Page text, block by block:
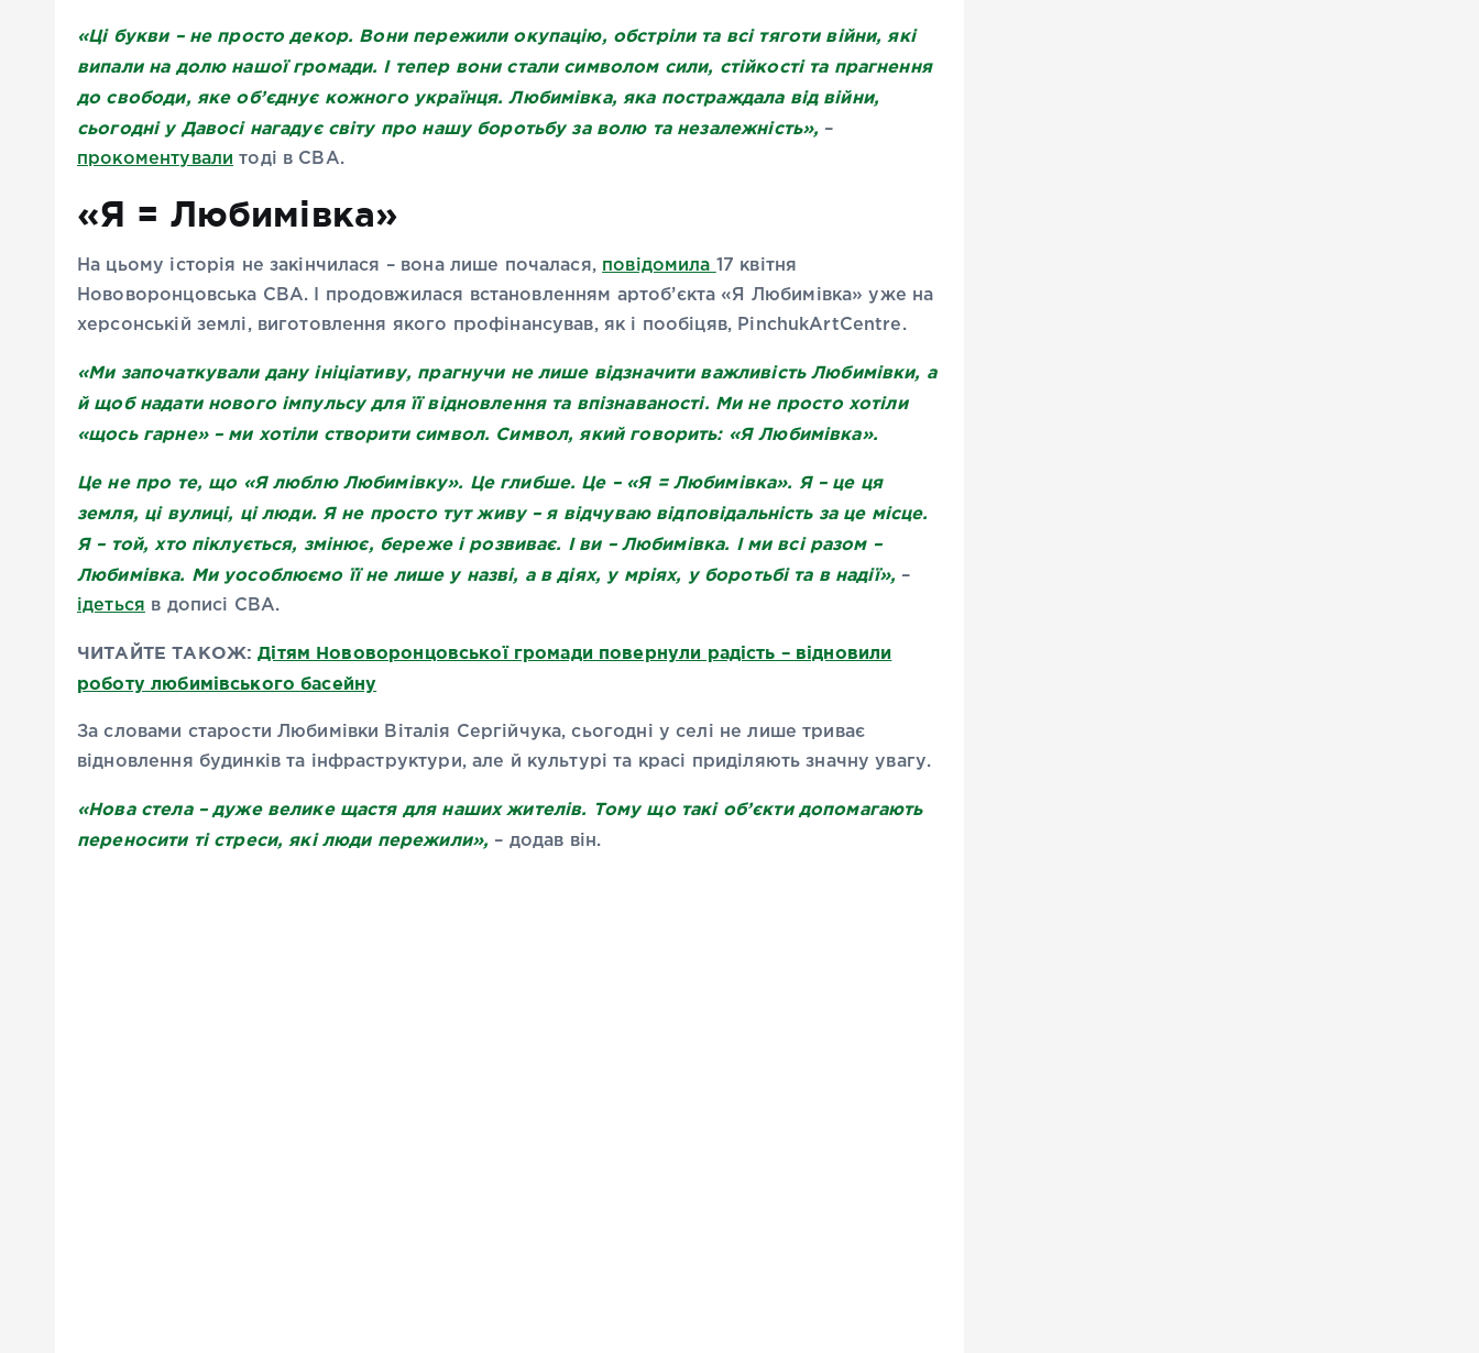
«Ці букви – не просто декор. Вони пережили окупацію, обстріли та всі тяготи війни, які
випали на долю нашої громади. І тепер вони стали символом сили, стійкості та прагнення
до свободи, яке об’єднує кожного українця. Любимівка, яка постраждала від війни,
сьогодні у Давосі нагадує світу про нашу боротьбу за волю та незалежність», –
прокоментували тоді в СВА.
«Я = Любимівка»
На цьому історія не закінчилася – вона лише почалася, повідомила 17 квітня
Нововоронцовська СВА. І продовжилася встановленням артоб’єкта «Я Любимівка» уже на
херсонській землі, виготовлення якого профінансував, як і пообіцяв, PinchukArtCentre.
«Ми започаткували дану ініціативу, прагнучи не лише відзначити важливість Любимівки, а
й щоб надати нового імпульсу для її відновлення та впізнаваності. Ми не просто хотіли
«щось гарне» – ми хотіли створити символ. Символ, який говорить: «Я Любимівка».
Це не про те, що «Я люблю Любимівку». Це глибше. Це – «Я = Любимівка». Я – це ця
земля, ці вулиці, ці люди. Я не просто тут живу – я відчуваю відповідальність за це місце.
Я – той, хто піклується, змінює, береже і розвиває. І ви – Любимівка. І ми всі разом –
Любимівка. Ми уособлюємо її не лише у назві, а в діях, у мріях, у боротьбі та в надії», –
ідеться в дописі СВА.
ЧИТАЙТЕ ТАКОЖ:Дітям Нововоронцовської громади повернули радість – відновили
роботу любимівського басейну
За словами старости Любимівки Віталія Сергійчука, сьогодні у селі не лише триває
відновлення будинків та інфраструктури, але й культурі та красі приділяють значну увагу.
«Нова стела – дуже велике щастя для наших жителів. Тому що такі об’єкти допомагають
переносити ті стреси, які люди пережили», – додав він.